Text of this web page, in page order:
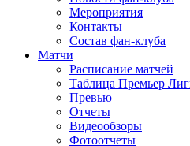
Мероприятия
Контакты
Состав фан-клуба
Матчи
Расписание матчей
Таблица Премьер
Превью
Отчеты
Видеообзоры
Фотоотчеты